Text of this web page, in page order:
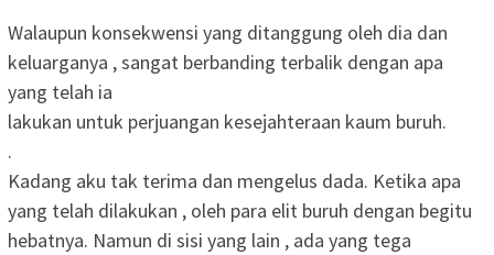
Walaupun konsekwensi yang ditanggung oleh dia dan
keluarganya , sangat berbanding terbalik dengan apa
yang telah ia
lakukan untuk perjuangan kesejahteraan kaum buruh.
.
Kadang aku tak terima dan mengelus dada. Ketika apa
yang telah dilakukan , oleh para elit buruh dengan begitu
hebatnya. Namun di sisi yang lain , ada yang tega